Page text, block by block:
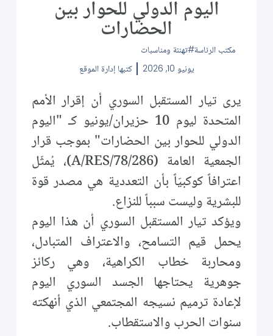
اليوم الدولي للحوار بين
الحضارات
مكتب الرئاسة تهنئة ومناسبات
يونيو 10, 2026
كتبها إدارة الموقع
يرى تيار المستقبل السوري أن إقرار الأمم
المتحدة ليوم 10 حزيران/يونيو كـ "اليوم
الدولي للحوار بين الحضارات" بموجب قرار
الجمعية العامة (A/RES/78/286)، يُمثّل
اعترافاً كوكبيّاً بأن التعددية هي مصدر قوة
للبشرية وليست سبباً للنزاع.
ويؤكد تيار المستقبل السوري أن هذا اليوم
يحمل قيم التسامح، والاعتراف المتبادل،
ومحاربة خطاب الكراهية، وهي ركائز
جوهرية يحتاجها الجسد السوري اليوم
لإعادة ترميم نسيجه المجتمعي الذي أنهكته
سنوات الحرب والاستقطاب.